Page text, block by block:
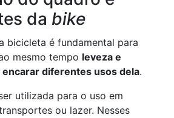
da bike
bicicleta é fundamental para
mesmo tempo leveza e
diferentes usos dela.
utilizada para o uso em
ou lazer. Nesses